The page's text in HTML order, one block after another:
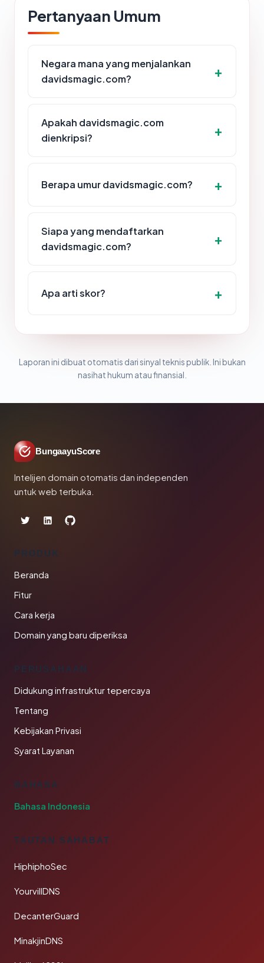
Pertanyaan Umum
Negara mana yang menjalankan
davidsmagic.com?
Apakah davidsmagic.com
dienkripsi?
Berapa umur davidsmagic.com?
Siapa yang mendaftarkan
davidsmagic.com?
Apa arti skor?
Laporan ini dibuat otomatis dari sinyal teknis publik. Ini bukan
nasihat hukum atau finansial.
BungaayuScore
Intelijen domain otomatis dan independen
untuk web terbuka.
PRODUK
Beranda
Fitur
Cara kerja
Domain yang baru diperiksa
PERUSAHAAN
Didukung infrastruktur tepercaya
Tentang
Kebijakan Privasi
Syarat Layanan
BAHASA
Bahasa Indonesia
TAUTAN SAHABAT
HiphiphoSec
YourvillDNS
DecanterGuard
MinakjinDNS